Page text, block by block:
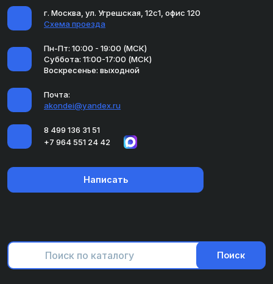
г. Москва, ул. Угрешская, 12с1, офис 120
Схема проезда
Пн-Пт: 10:00 - 19:00 (МСК)
Суббота: 11:00-17:00 (МСК)
Воскресенье: выходной
Почта:
akondei@yandex.ru
8 499 136 31 51
+7 964 551 24 42
Написать
Поиск